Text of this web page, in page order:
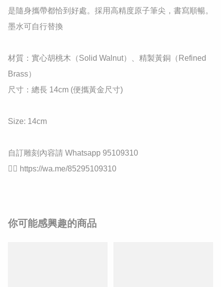
是隨身攜帶都恰到好處。採用高精度原子筆尖，書寫順暢。
墨水可自行替換
​材質：實心胡桃木（Solid Walnut）、精製黃銅（Refined
Brass）
​尺寸：總長 14cm (便攜黃金尺寸)
Size: 14cm
自訂雕刻內容請 Whatsapp 95109310
👉🏻 https://wa.me/85295109310
你可能感興趣的商品